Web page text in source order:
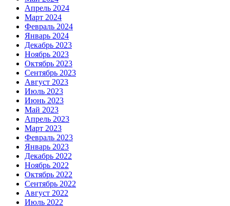
Апрель 2024
Март 2024
Февраль 2024
Январь 2024
Декабрь 2023
Ноябрь 2023
Октябрь 2023
Сентябрь 2023
Август 2023
Июль 2023
Июнь 2023
Май 2023
Апрель 2023
Март 2023
Февраль 2023
Январь 2023
Декабрь 2022
Ноябрь 2022
Октябрь 2022
Сентябрь 2022
Август 2022
Июль 2022